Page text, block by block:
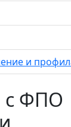
и
с ФПО